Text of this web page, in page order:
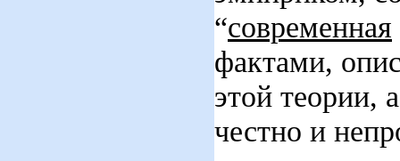
“современная
фактами,
этой теории,
честно и